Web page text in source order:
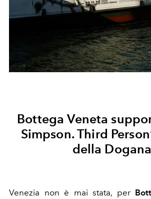
Bottega Veneta
Simpson. Third
della Dogana
Venezia non è mai stata, per